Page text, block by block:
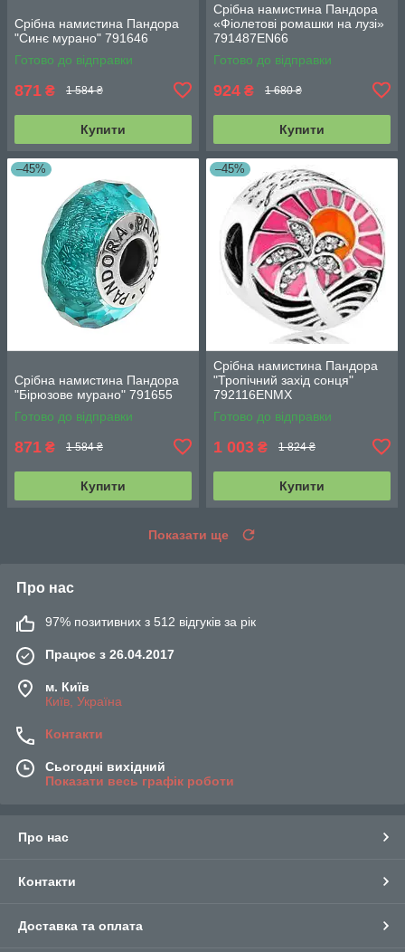
Срібна намистина Пандора
"Синє мурано" 791646
Готово до відправки
871 ₴ 1 584 ₴
Купити
Срібна намистина Пандора
«Фіолетові ромашки на лузі»
791487EN66
Готово до відправки
924 ₴ 1 680 ₴
Купити
–45%
Срібна намистина Пандора
"Бірюзове мурано" 791655
Готово до відправки
871 ₴ 1 584 ₴
Купити
–45%
Срібна намистина Пандора
"Тропічний захід сонця"
792116ENMX
Готово до відправки
1 003 ₴ 1 824 ₴
Купити
Показати ще
Про нас
97% позитивних з 512 відгуків за рік
Працює з 26.04.2017
м. Київ
Київ, Україна
Контакти
Сьогодні вихідний
Показати весь графік роботи
Про нас
Контакти
Доставка та оплата